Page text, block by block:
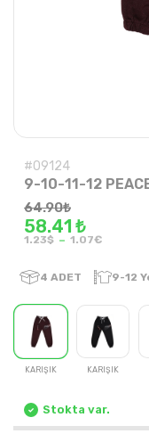
#09124
9-10-11-12
64.90₺
58.41 ₺
1.23$ - 1.07€
4 ADET 9-12
KARIŞIK KARIŞIK
Stokta var.